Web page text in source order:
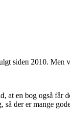
siden 2010. Men
at en bog også
der er mange